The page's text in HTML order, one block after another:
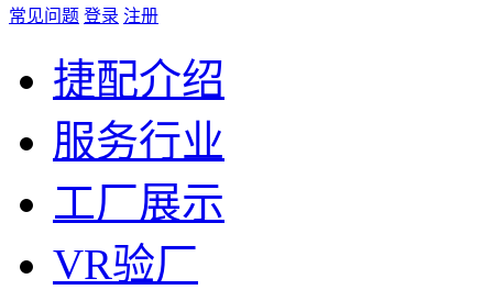
常见问题 登录 注册
捷配介绍
服务行业
工厂展示
VR验厂